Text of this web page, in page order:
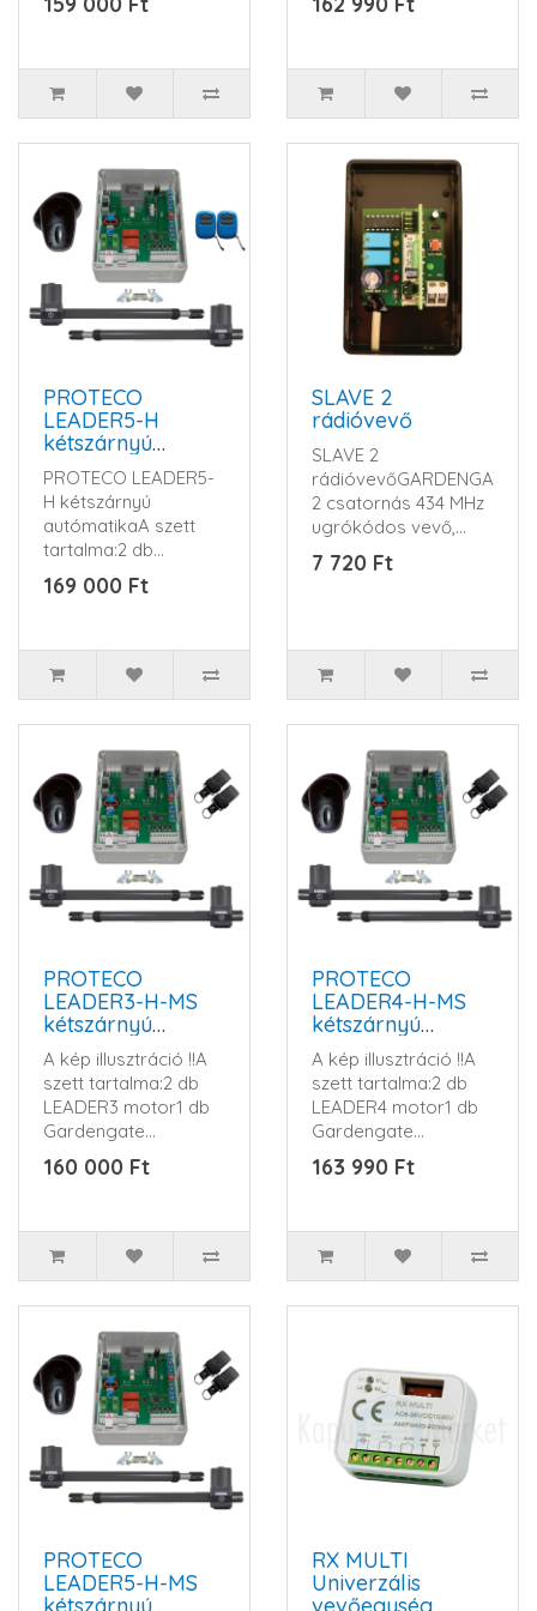
LEADER4 motor1 db
PROTECO
LEADER5-H
kétszárnyú
kapunyitó
automatika szett
PROTECO LEADER5-
H kétszárnyú
autómatikaA szett
tartalma:2 db
LEADER5 motor1 db
Gardengate
169 000 Ft
SLAVE 2
rádióvevő
SLAVE 2
rádióvevőGARDENGATE
2 csatornás 434 MHz
ugrókódos vevő,
HCS KeeLoq
ugrókód, 2 relé
7 720 Ft
PROTECO
LEADER3-H-MS
kétszárnyú
kapunyitó
automatika szett
A kép illusztráció !!A
szett tartalma:2 db
LEADER3 motor1 db
Gardengate
TWIST230 vezérlés,
beépített..
160 000 Ft
PROTECO
LEADER4-H-MS
kétszárnyú
kapunyitó
automatika szett
A kép illusztráció !!A
szett tartalma:2 db
LEADER4 motor1 db
Gardengate
TWIST230 vezérlés,
beépített..
163 990 Ft
PROTECO
LEADER5-H-MS
RX MULTI
Univerzális